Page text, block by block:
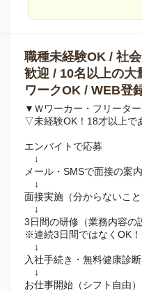
職種未経験OK / 社
歓迎 / 10名以上の大
ワークOK / WEB登
▼Ｗワーカー・フリータ
▽未経験OK！18才以上で
エンバイトで応募
↓
メール・SMSで面接の案
↓
面接実施（分からないこ
↓
3日間の研修（業務内容の
※連続3日間ではなくOK
↓
入社手続き・無料健康診
↓
お仕事開始（シフト自由）